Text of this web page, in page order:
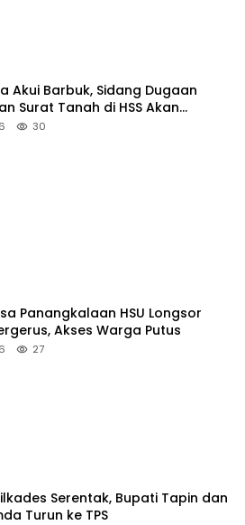
Akui Barbuk, Sidang Dugaan
Surat Tanah di HSS Akan
JPU
30
Panangkalaan HSU Longsor
Akses Warga Putus
27
Serentak, Bupati Tapin dan
Turun ke TPS